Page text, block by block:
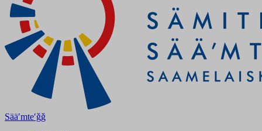
Sääʹmteʹǧǧ